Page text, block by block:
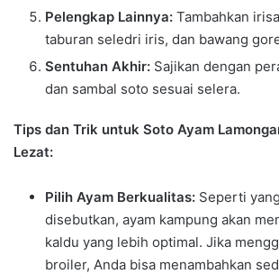
Pelengkap Lainnya: Tambahkan
taburan seledri iris, dan bawang
Sentuhan Akhir: Sajikan dengan
dan sambal soto sesuai selera.
Tips dan Trik untuk Soto Ayam
Lezat:
Pilih Ayam Berkualitas: Seperti
disebutkan, ayam kampung akan
kaldu yang lebih optimal. Jika
broiler, Anda bisa menambahkan